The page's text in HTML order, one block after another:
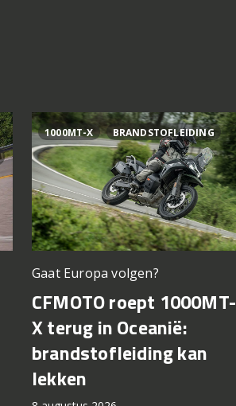
1000MT-X BRANDSTOFLEIDING
Gaat Europa volgen?
CFMOTO roept 1000MT-
X terug in Oceanië:
brandstofleiding kan
lekken